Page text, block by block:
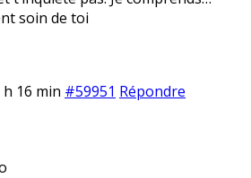
soin de toi
16 min #59951 Répondre